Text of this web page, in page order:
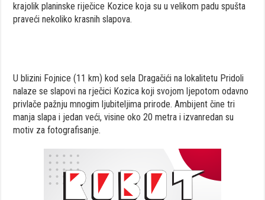
krajolik planinske riječice Kozice koja su u velikom padu spušta
praveći nekoliko krasnih slapova.
U blizini Fojnice (11 km) kod sela Dragačići na lokalitetu Pridoli
nalaze se slapovi na rječici Kozica koji svojom ljepotom odavno
privlače pažnju mnogim ljubiteljima prirode. Ambijent čine tri
manja slapa i jedan veći, visine oko 20 metra i izvanredan su
motiv za fotografisanje.